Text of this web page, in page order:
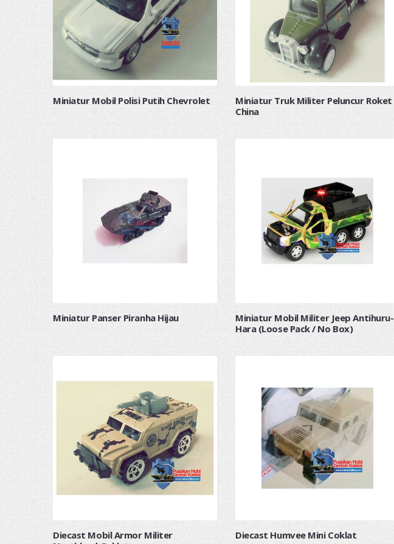
Miniatur Mobil Polisi Putih Chevrolet
Miniatur Truk Militer Peluncur Roket
China
Miniatur Panser Piranha Hijau
Miniatur Mobil Militer Jeep Antihuru-
Hara (Loose Pack / No Box)
Diecast Mobil Armor Militer
Diecast Humvee Mini Coklat